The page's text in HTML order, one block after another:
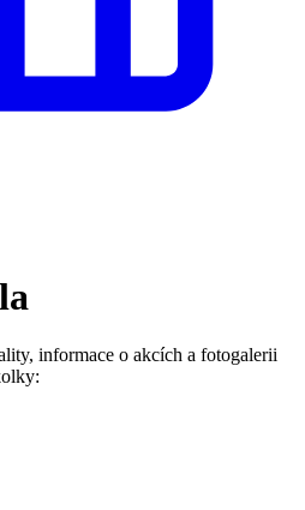
informace o akcích a fotogalerii